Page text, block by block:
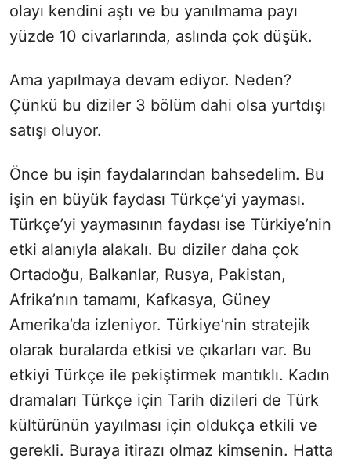
olayı kendini aştı ve bu yanılmama payı
yüzde 10 civarlarında, aslında çok düşük.
Ama yapılmaya devam ediyor. Neden?
Çünkü bu diziler 3 bölüm dahi olsa yurtdışı
satışı oluyor.
Önce bu işin faydalarından bahsedelim. Bu
işin en büyük faydası Türkçe’yi yayması.
Türkçe’yi yaymasının faydası ise Türkiye’nin
etki alanıyla alakalı. Bu diziler daha çok
Ortadoğu, Balkanlar, Rusya, Pakistan,
Afrika’nın tamamı, Kafkasya, Güney
Amerika’da izleniyor. Türkiye’nin stratejik
olarak buralarda etkisi ve çıkarları var. Bu
etkiyi Türkçe ile pekiştirmek mantıklı. Kadın
dramaları Türkçe için Tarih dizileri de Türk
kültürünün yayılması için oldukça etkili ve
gerekli. Buraya itirazı olmaz kimsenin. Hatta